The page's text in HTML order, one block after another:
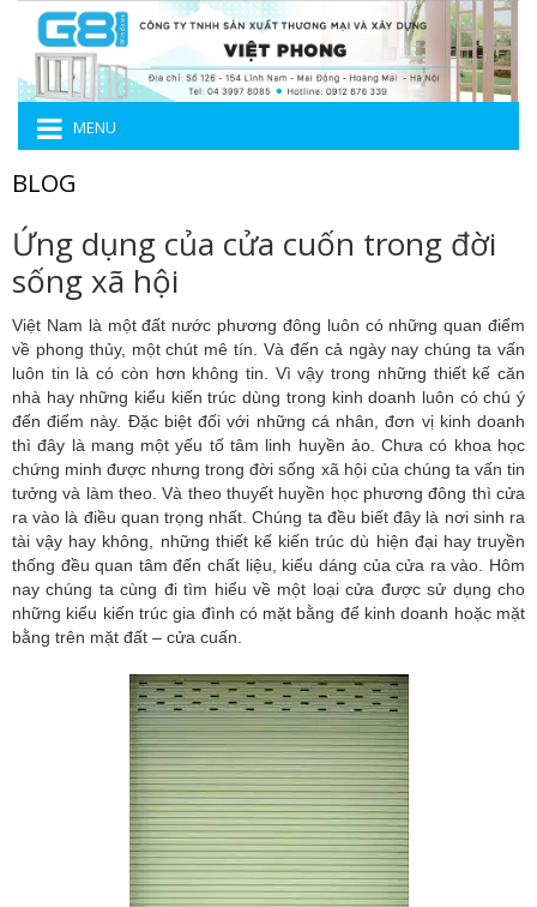
MENU
BLOG
Ứng dụng của cửa cuốn trong đời
sống xã hội
Việt Nam là một đất nước phương đông luôn có những quan điểm
về phong thủy, một chút mê tín. Và đến cả ngày nay chúng ta vấn
luôn tin là có còn hơn không tin. Vì vậy trong những thiết kế căn
nhà hay những kiểu kiến trúc dùng trong kinh doanh luôn có chú ý
đến điểm này. Đặc biệt đối với những cá nhân, đơn vị kinh doanh
thì đây là mang một yếu tố tâm linh huyền ảo. Chưa có khoa học
chứng minh được nhưng trong đời sống xã hội của chúng ta vấn tin
tưởng và làm theo. Và theo thuyết huyền học phương đông thì cửa
ra vào là điều quan trọng nhất. Chúng ta đều biết đây là nơi sinh ra
tài vậy hay không, những thiết kế kiến trúc dù hiện đại hay truyền
thống đều quan tâm đến chất liệu, kiểu dáng của cửa ra vào. Hôm
nay chúng ta cùng đi tìm hiểu về một loại cửa được sử dụng cho
những kiểu kiến trúc gia đình có mặt bằng để kinh doanh hoặc mặt
bằng trên mặt đất – cửa cuấn.